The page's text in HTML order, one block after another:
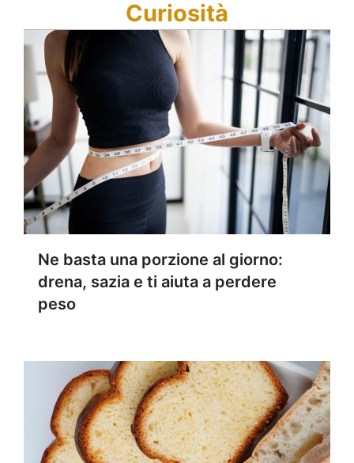
Curiosità
Ne basta una porzione al giorno:
drena, sazia e ti aiuta a perdere
peso